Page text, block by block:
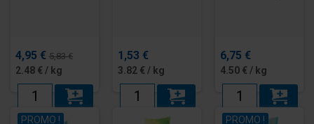
4,95 €5,83 €
2.48 € / kg
1,53 €
3.82 € / kg
6,75 €
4.50 € / kg
PROMO ! PROMO !